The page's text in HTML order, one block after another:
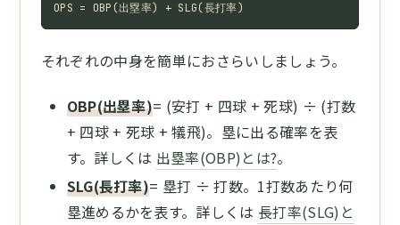
OPS = OBP(出塁率) + SLG(長打率)
それぞれの中身を簡単におさらいしましょう。
OBP(出塁率)= (安打 + 四球 + 死球) ÷ (打数
+ 四球 + 死球 + 犠飛)。塁に出る確率を表
す。詳しくは 出塁率(OBP)とは?。
SLG(長打率)= 塁打 ÷ 打数。1打数あたり何
塁進めるかを表す。詳しくは 長打率(SLG)と